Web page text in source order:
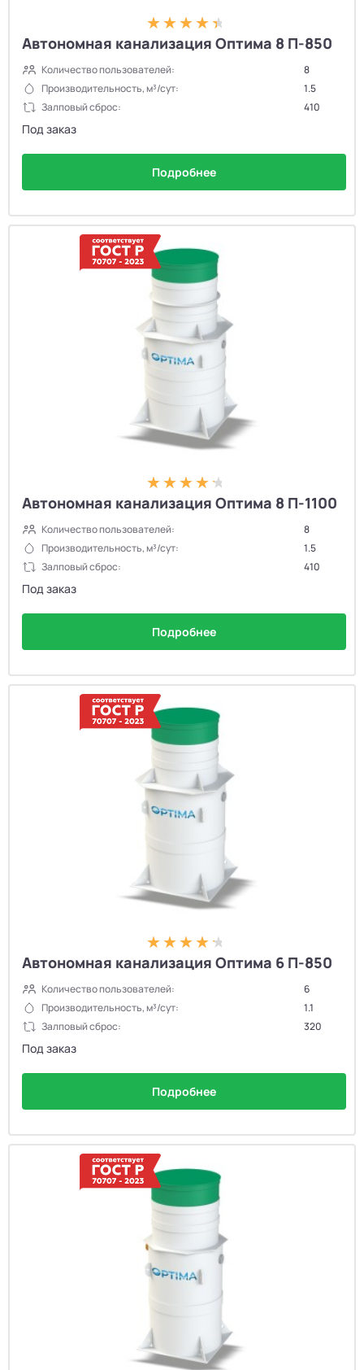
Автономная канализация Оптима 8 П-850
Количество пользователей:
8
Производительность, м³/сут:
1.5
Залповый сброс:
410
Под заказ
Подробнее
Автономная канализация Оптима 8 П-1100
Количество пользователей:
8
Производительность, м³/сут:
1.5
Залповый сброс:
410
Под заказ
Подробнее
Автономная канализация Оптима 6 П-850
Количество пользователей:
6
Производительность, м³/сут:
1.1
Залповый сброс:
320
Под заказ
Подробнее